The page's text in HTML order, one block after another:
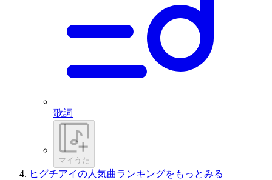
歌詞
マイうた
ヒグチアイの人気曲ランキングをもっとみる